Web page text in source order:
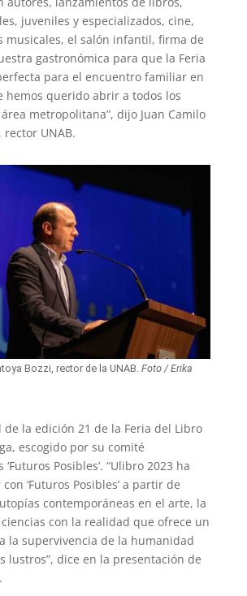
juveniles y especializados, cine,
musicales, el salón infantil, firma de
gastronómica para que la Feria
para el encuentro familiar en
hemos querido abrir a todos los
metropolitana”, dijo Juan Camilo
rector UNAB.
Bozzi, rector de la UNAB. Foto / Erika
de la edición 21 de la Feria del Libro
escogido por su comité
Posibles’. “Ulibro 2023 ha
‘Futuros Posibles’ a partir de
contemporáneas en el arte, la
con la realidad que ofrece un
la supervivencia de la humanidad
lustros”, dice en la presentación de